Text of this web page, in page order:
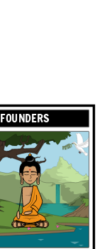
FOUNDERS